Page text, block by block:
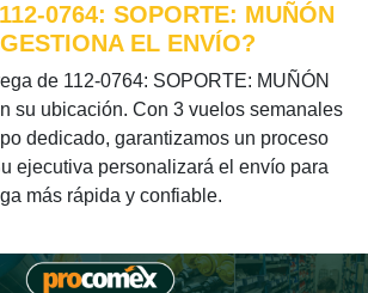
0764: SOPORTE: MUÑÓN
EL ENVÍO?
de 112-0764: SOPORTE: MUÑÓN
su ubicación. Con 3 vuelos semanales
dedicado, garantizamos un proceso
ejecutiva personalizará el envío para
más rápida y confiable.